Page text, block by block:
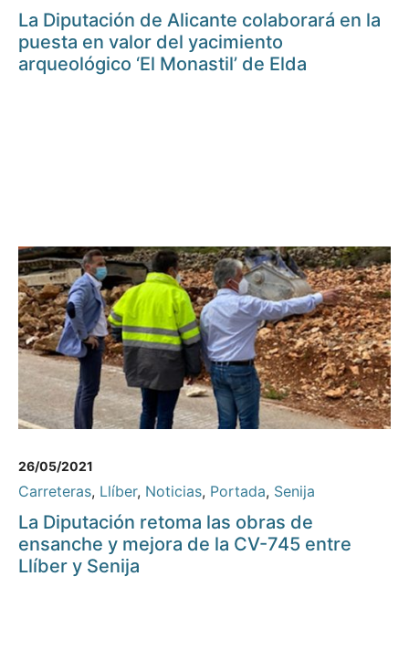
La Diputación de Alicante colaborará en la
puesta en valor del yacimiento
arqueológico ‘El Monastil’ de Elda
26/05/2021
Carreteras, Llíber, Noticias, Portada, Senija
La Diputación retoma las obras de
ensanche y mejora de la CV-745 entre
Llíber y Senija